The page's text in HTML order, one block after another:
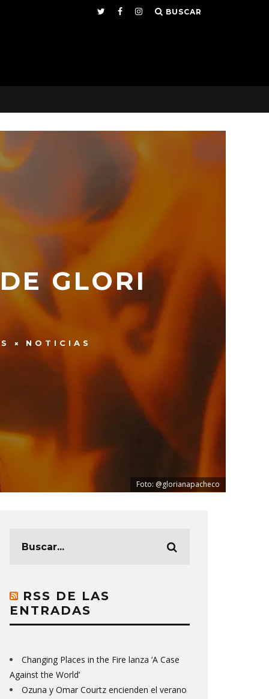
BUSCAR
GLORI
NOTICIAS
Foto: @glorianapacheco
RSS DE LAS
ENTRADAS
Changing Places in the Fire lanza ‘A Case
Against the World’
Ozuna y Omar Courtz encienden el verano